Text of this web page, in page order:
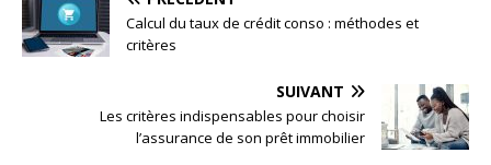
Calcul du taux de crédit conso : méthodes et
critères
SUIVANT
Les critères indispensables pour choisir
l’assurance de son prêt immobilier